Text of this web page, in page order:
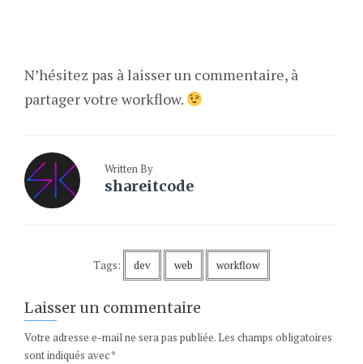
N’hésitez pas à laisser un commentaire, à
partager votre workflow.
Written By
shareitcode
Tags: dev web workflow
Laisser un commentaire
Votre adresse e-mail ne sera pas publiée. Les champs obligatoires
sont indiqués avec*